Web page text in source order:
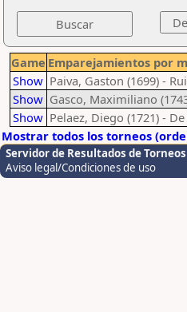
Game Emparejamientos por
Show Paiva, Gaston (1699) -
Show Gasco, Maximiliano
Show Pelaez, Diego (1721) -
Mostrar todos los torneos
Servidor de Resultados de
Aviso legal/Condiciones de uso